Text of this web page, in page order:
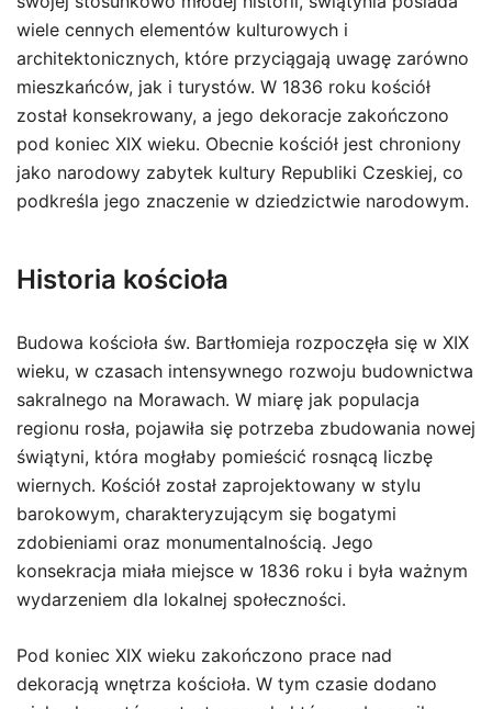
wiele cennych elementów kulturowych i
architektonicznych, które przyciągają uwagę zarówno
mieszkańców, jak i turystów. W 1836 roku kościół
został konsekrowany, a jego dekoracje zakończono
pod koniec XIX wieku. Obecnie kościół jest chroniony
jako narodowy zabytek kultury Republiki Czeskiej, co
podkreśla jego znaczenie w dziedzictwie narodowym.
Historia kościoła
Budowa kościoła św. Bartłomieja rozpoczęła się w XIX
wieku, w czasach intensywnego rozwoju budownictwa
sakralnego na Morawach. W miarę jak populacja
regionu rosła, pojawiła się potrzeba zbudowania nowej
świątyni, która mogłaby pomieścić rosnącą liczbę
wiernych. Kościół został zaprojektowany w stylu
barokowym, charakteryzującym się bogatymi
zdobieniami oraz monumentalnością. Jego
konsekracja miała miejsce w 1836 roku i była ważnym
wydarzeniem dla lokalnej społeczności.
Pod koniec XIX wieku zakończono prace nad
dekoracją wnętrza kościoła. W tym czasie dodano